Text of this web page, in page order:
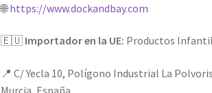
🌐https://www.dockandbay.com
🇪🇺 Importador en la UE: Productos
📍 C/ Yecla 10, Polígono Industrial La
Murcia, España.